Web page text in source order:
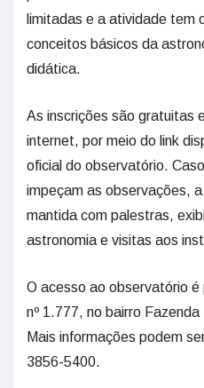
limitadas e a atividade tem
conceitos básicos da
didática.
As inscrições são gratuitas
internet, por meio do link
oficial do observatório.
impeçam as observações,
mantida com palestras,
astronomia e visitas aos
O acesso ao observatório
nº 1.777, no bairro
Mais informações podem
3856-5400.